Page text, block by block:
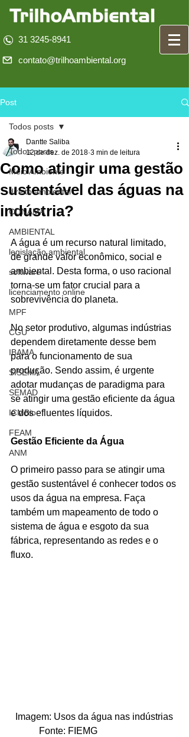
31 3245-8941
contato@trilhoambiental.org
Post
Todos posts
Meio Ambiente
direito ambiental
CONAMA
AMBIENTAL
legislação ambiental
software
licenciamento online
MPF
CGU
IBAMA
SISEMA
SEMAD
ICMBio
FEAM
ANM
Todos posts
Como atingir uma gestão
sustentável das águas na
indústria?
Dantte Saliba
12 de dez. de 2018 3 min de leitura
A água é um recurso natural limitado,
de grande valor econômico, social e
ambiental. Desta forma, o uso racional
torna-se um fator crucial para a
sobrevivência do planeta.
No setor produtivo, algumas indústrias
dependem diretamente desse bem
para o funcionamento de sua
produção. Sendo assim, é urgente
adotar mudanças de paradigma para
se atingir uma gestão eficiente da água
e dos efluentes líquidos.
Gestão Eficiente da Água
O primeiro passo para se atingir uma
gestão sustentável é conhecer todos os
usos da água na empresa. Faça
também um mapeamento de todo o
sistema de água e esgoto da sua
fábrica, representando as redes e o
fluxo.
  Imagem: Usos da água nas indústrias
            Fonte: FIEMG